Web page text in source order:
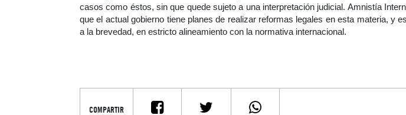
casos como éstos, sin que quede sujeto a una interpretación judicial. Amnistía
que el actual gobierno tiene planes de realizar reformas legales en esta materia, y
a la brevedad, en estricto alineamiento con la normativa internacional.
COMPARTIR